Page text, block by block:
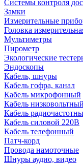
Системы контроля
Замки
Измерительные
Головка
Мультиметры
Пирометр
Экологические
Эндоскопы
Кабель, шнуры
Кабель гофра, канал
Кабель микрофонный
Кабель низковольтный
Кабель
Кабель силовой 220В
Кабель телефонный
Патч-корд
Провода намоточные
Шнуры аудио, видео